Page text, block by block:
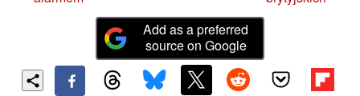
Add as a preferred
source on Google